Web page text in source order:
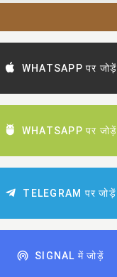
WHATSAPP पर जोड़ें
WHATSAPP पर जोड़ें
TELEGRAM पर जोड़ें
SIGNAL में जोड़ें